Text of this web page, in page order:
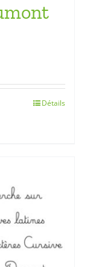
Détails